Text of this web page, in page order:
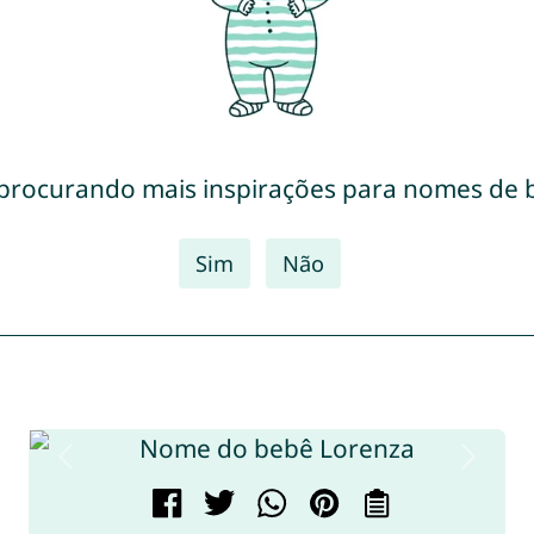
mais inspirações para nomes de
Sim Não